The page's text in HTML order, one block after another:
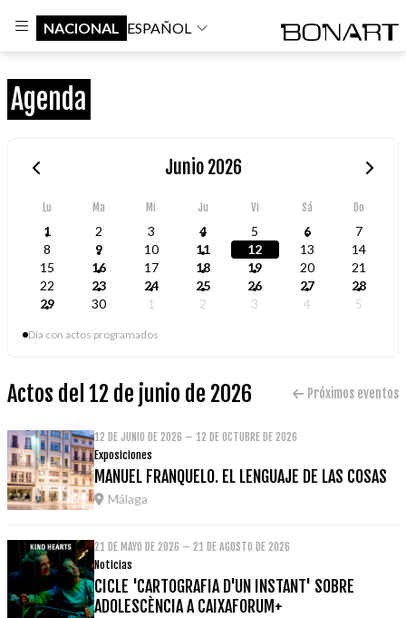
NACIONAL ESPAÑOL
Agenda
Junio 2026
Lu Ma Mi Ju Vi Sá Do
1 2 3 4 5 6
7
8
9 10 11 12 13
14
15
16 17 18 19 20
21
22
23 24 25 26 27
28
29
30 1 2 3 4 5
Día con actos programados
Actos del 12 de junio de 2026 Próximos eventos
12 DE JUNIO DE 2026 – 12 DE OCTUBRE DE 2026
Exposiciones
MANUEL FRANQUELO. EL LENGUAJE DE LAS COSAS
Málaga
21 DE MAYO DE 2026 – 21 DE AGOSTO DE 2026
Noticias
CICLE 'CARTOGRAFIA D'UN INSTANT' SOBRE
ADOLESCÈNCIA A CAIXAFORUM+